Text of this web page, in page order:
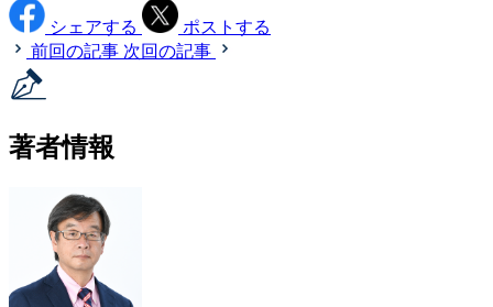
シェアする
ポストする
前回の記事 次回の記事
著者情報